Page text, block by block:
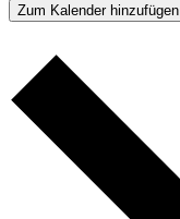
Zum Kalender hinzufügen